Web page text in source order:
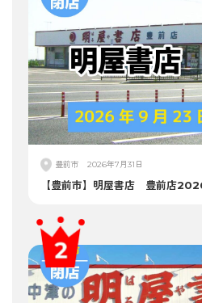
豊前市 2026年7月31日
【豊前市】明屋書店 豊前店